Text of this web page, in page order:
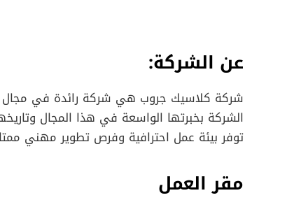
عن الشركة:
شركة كلاسيك جروب هي شركة رائدة في مجال
الشركة بخبرتها الواسعة في هذا المجال
توفر بيئة عمل احترافية وفرص تطوير مهني
مقر العمل